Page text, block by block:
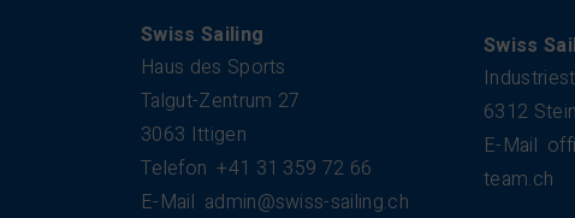
Swiss Sailing
Haus des Sports
Talgut-Zentrum 27
3063 Ittigen
Telefon +41 31 359 72 66
E-Mail admin@swiss-sailing.ch
Swiss
6312
E-Mail
team.ch